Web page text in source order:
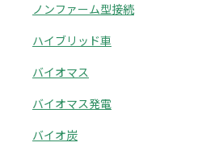
ノンファーム型接続
ハイブリッド車
バイオマス
バイオマス発電
バイオ炭